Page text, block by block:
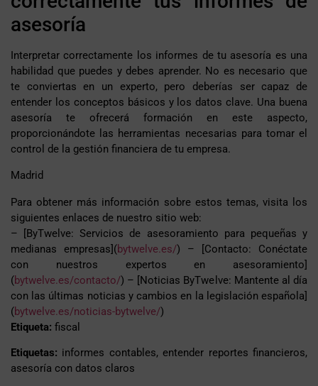
asesoría
Interpretar correctamente los informes de tu asesoría es una
habilidad que puedes y debes aprender. No es necesario que
te conviertas en un experto, pero deberías ser capaz de
entender los conceptos básicos y los datos clave. Una buena
asesoría te ofrecerá formación en este aspecto,
proporcionándote las herramientas necesarias para tomar el
control de la gestión financiera de tu empresa.
Madrid
Para obtener más información sobre estos temas, visita los
siguientes enlaces de nuestro sitio web:
– [ByTwelve: Servicios de asesoramiento para pequeñas y
medianas empresas](bytwelve.es/) – [Contacto: Conéctate
con nuestros expertos en asesoramiento]
(bytwelve.es/contacto/) – [Noticias ByTwelve: Mantente al día
con las últimas noticias y cambios en la legislación española]
(bytwelve.es/noticias-bytwelve/)
Etiqueta: fiscal
Etiquetas: informes contables, entender reportes financieros,
asesoría con datos claros